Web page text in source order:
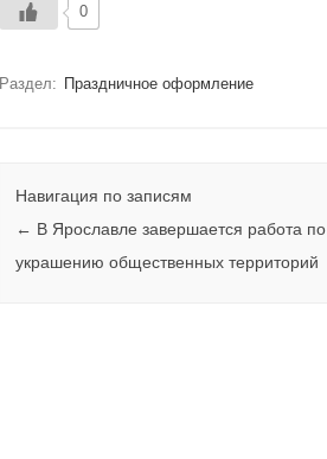
0
Раздел: Праздничное оформление
Навигация по записям
← В Ярославле завершается работа по
украшению общественных территорий